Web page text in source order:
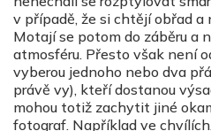
v případě, že si chtějí obřad
Motají se potom do záběru a
atmosféru. Přesto však není
vyberou jednoho nebo dva
právě vy), kteří dostanou
mohou totiž zachytit jiné
fotograf. Například ve